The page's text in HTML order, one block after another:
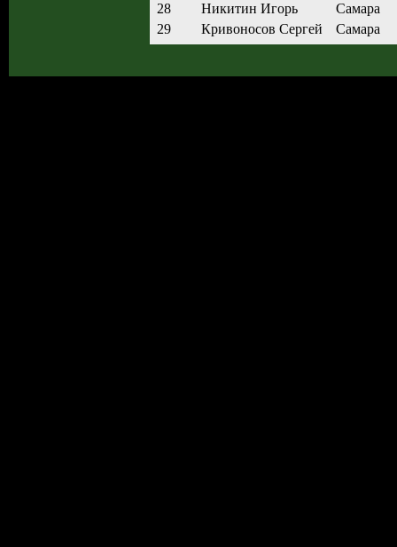
28
Никитин Игорь
Самара
29
Кривоносов Сергей Самара